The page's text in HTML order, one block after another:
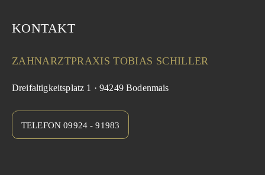
KONTAKT
ZAHNARZTPRAXIS TOBIAS SCHILLER
Dreifaltigkeitsplatz 1 · 94249 Bodenmais
TELEFON 09924 - 91983